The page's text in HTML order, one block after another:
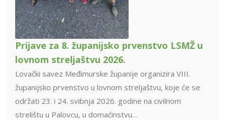
Prijave za 8. županijsko prvenstvo LSMŽ u
lovnom streljaštvu 2026.
Lovački savez Međimurske županije organizira VIII.
županijsko prvenstvo u lovnom streljaštvu, koje će se
održati 23. i 24. svibnja 2026. godine na civilnom
strelištu u Palovcu, u domaćinstvu…